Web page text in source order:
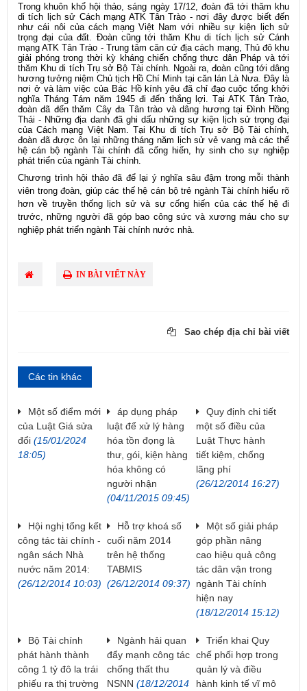
Trong khuôn khổ hội thảo, sáng ngày 17/12, đoàn đã tới thăm khu
di tích lịch sử Cách mạng ATK Tân Trào - nơi đâyđược biết đến
như cái nôi của cách mạng Việt Nam với nhiều sự kiện lịch sử
trọng đại của đất. Đoàn cũng tới thăm Khu di tích lịch sử Cánh
mạng ATK Tân Trào - Trung tâm căn cứ địa cách mạng, Thủ đô khu
giải phóng trong thời kỳ kháng chiến chống thực dân Pháp và tới
thăm Khu di tích Trụ sở Bộ Tài chính. Ngoài ra, đoàn cũng tới dâng
hương tưởng niệm Chủ tịch Hồ Chí Minh tại căn lán Là Nưa. Đây là
nơi ở và làm việc của Bác Hồ kính yêu đã chỉ đạo cuộc tổng khởi
nghĩa Tháng Tám năm 1945 đi đến thắng lợi. Tại ATK Tân Trào,
đoàn đã đến thăm Cây đa Tân trào và dâng hương tại Đình Hồng
Thái - Những địa danh đã ghi dấu những sự kiện lịch sử trọng đại
của Cách mạng Việt Nam.
Tại Khu di tích Trụ sở Bộ Tài chính,
đoàn đã được ôn lại những tháng năm lịch sử vẻ vang mà các thế
hệ cán bộ ngành Tài chính đã cống hiến, hy sinh cho sự nghiệp
phát triển của ngành Tài chính.
Chương trình hội thảo đã để lại ý nghĩa sâu đậm trong mỗi thành
viên trong đoàn, giúp các thế hệ cán bộ trẻ ngành Tài chính hiểu rõ
hơn về truyền thống lịch sử và sự cống hiến của các thế hệ đi
trước, những người đã góp bao công sức và xương máu cho sự
nghiệp phát triển ngành Tài chính nước nhà.
IN BÀI VIẾT NÀY
Sao chép địa chỉ bài viết
Các tin khác
Một số điểm mới
của Luật Giá sửa
đổi (15/01/2024
18:05)
áp dụng pháp
luật để xử lý hàng
hóa tồn đọng là
thư, gói, kiện hàng
hóa không có
người nhận
(04/11/2015 09:45)
Quy định chi tiết
một số điều của
Luật Thực hành
tiết kiệm, chống
lãng phí
(26/12/2014 16:27)
Hội nghị tổng kết
công tác tài chính -
ngân sách Nhà
nước năm 2014:
(26/12/2014 10:03)
Hỗ trợ khoá sổ
cuối năm 2014
trên hệ thống
TABMIS
(26/12/2014 09:37)
Một số giải pháp
góp phần nâng
cao hiệu quả công
tác dân vận trong
ngành Tài chính
hiện nay
(18/12/2014 15:12)
Bộ Tài chính
phát hành thành
công 1 tỷ đô la trái
phiếu ra thị trường
Ngành hải quan
đẩy mạnh công tác
chống thất thu
NSNN (18/12/2014
Triển khai Quy
chế phối hợp trong
quản lý và điều
hành kinh tế vĩ mô